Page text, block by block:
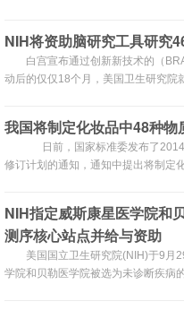
物用于晚期黑色素瘤加速审评资格。
NIH将资助脑研究工具研究
白宫宣布通过创新新技术的（
动后的仅仅18个月，美国卫生研究院
我国将制定化妆品中48种物
日前，国家标准委发布了2014
修订计划的通知，通知中提出将制定
测定方法。 以上物质测定采用的仪
谱法、高效液...
NIH指定威斯康星医学院和
测序核心站点并给与资助
美国国立卫生研究院(NIH)于9月
学院和贝勒医学院被选为未诊断疾病